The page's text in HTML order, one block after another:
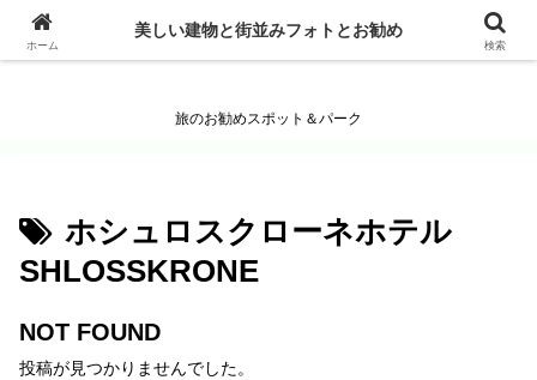
美しい建物と街並みフォトとお勧め
旅のお勧めスポット＆パーク
ホシュロスクローネホテル
SHLOSSKRONE
NOT FOUND
投稿が見つかりませんでした。
ホーム
美しい建物と街並みフォトとお勧め
検索